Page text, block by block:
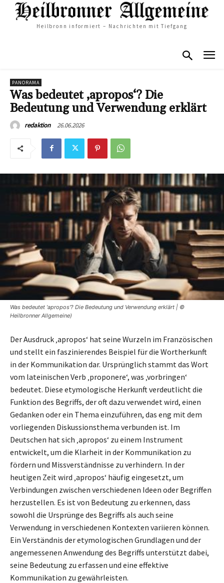
Heilbronn informiert – Nachrichten mit Tiefgang
PANORAMA
Was bedeutet ‚apropos‘? Die
Bedeutung und Verwendung erklärt
redaktion 26.06.2026
Was bedeutet 'apropos'? Die Bedeutung und Verwendung erklärt | ©
Heilbronner Allgemeine)
Der Ausdruck ‚apropos‘ hat seine Wurzeln im Französischen
und stellt ein faszinierendes Beispiel für die Wortherkunft
in der Kommunikation dar. Ursprünglich stammt das Wort
vom lateinischen Verb ‚proponere‘, was ‚vorbringen‘
bedeutet. Diese etymologische Herkunft verdeutlicht die
Funktion des Begriffs, der oft dazu verwendet wird, einen
Gedanken oder ein Thema einzuführen, das eng mit dem
vorliegenden Diskussionsthema verbunden ist. Im
Deutschen hat sich ‚apropos‘ zu einem Instrument
entwickelt, um die Klarheit in der Kommunikation zu
fördern und Missverständnisse zu verhindern. In der
heutigen Zeit wird ‚apropos‘ häufig eingesetzt, um
Verbindungen zwischen verschiedenen Ideen oder Begriffen
herzustellen. Es ist von Bedeutung zu erkennen, dass
sowohl die Ursprünge des Begriffs als auch seine
Verwendung in verschiedenen Kontexten variieren können.
Ein Verständnis der etymologischen Grundlagen und der
angemessenen Anwendung des Begriffs unterstützt dabei,
seine Bedeutung zu erfassen und eine effektive
Kommunikation zu gewährleisten.